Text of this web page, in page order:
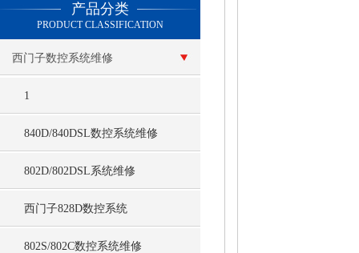
产品分类
PRODUCT CLASSIFICATION
西门子数控系统维修
1
840D/840DSL数控系统维修
802D/802DSL系统维修
西门子828D数控系统
802S/802C数控系统维修